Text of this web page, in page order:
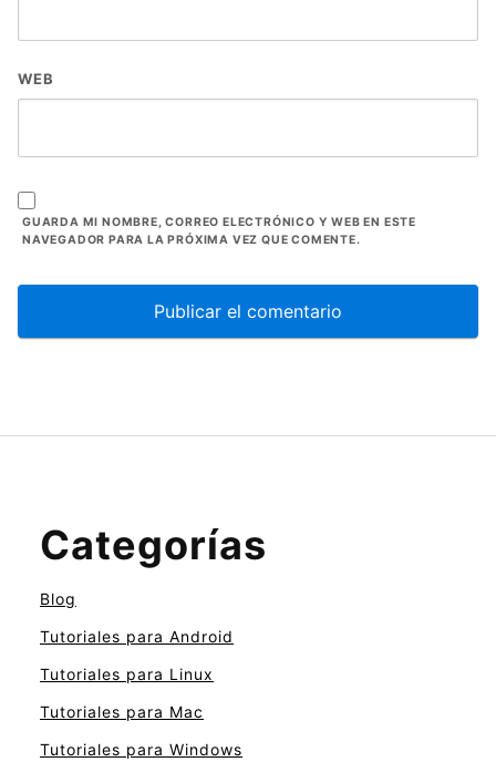
WEB
GUARDA MI NOMBRE, CORREO ELECTRÓNICO Y WEB EN ESTE
NAVEGADOR PARA LA PRÓXIMA VEZ QUE COMENTE.
Categorías
Blog
Tutoriales para Android
Tutoriales para Linux
Tutoriales para Mac
Tutoriales para Windows